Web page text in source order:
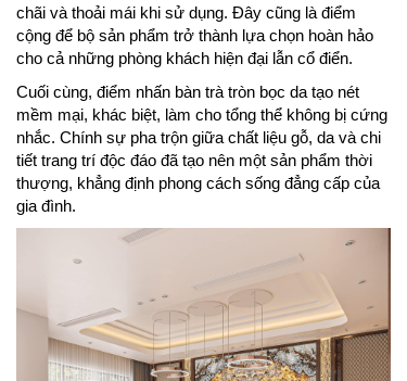
chãi và thoải mái khi sử dụng. Đây cũng là điểm
cộng để bộ sản phẩm trở thành lựa chọn hoàn hảo
cho cả những phòng khách hiện đại lẫn cổ điển.
Cuối cùng, điểm nhấn bàn trà tròn bọc da tạo nét
mềm mại, khác biệt, làm cho tổng thể không bị cứng
nhắc. Chính sự pha trộn giữa chất liệu gỗ, da và chi
tiết trang trí độc đáo đã tạo nên một sản phẩm thời
thượng, khẳng định phong cách sống đẳng cấp của
gia đình.